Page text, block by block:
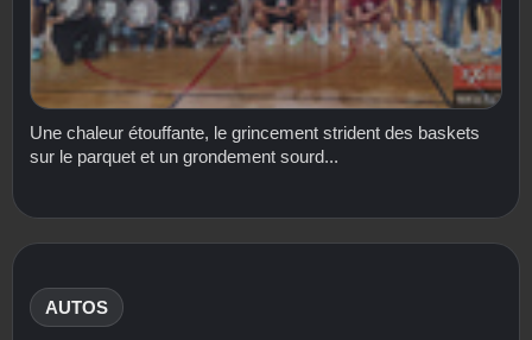
Une chaleur étouffante, le grincement strident des baskets
sur le parquet et un grondement sourd...
AUTOS